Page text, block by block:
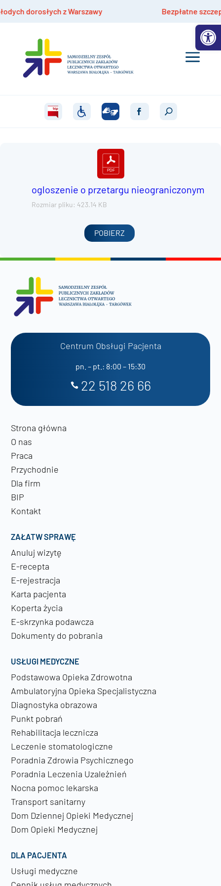
dorosłych z Warszawy Bezpłatne
ogloszenie o przetargu nieograniczonym
Rozmiar pliku: 423.14 KB
POBIERZ
Centrum Obsługi Pacjenta
pn. – pt.: 8:00 – 15:30
22 518 26 66
Strona główna
O nas
Praca
Przychodnie
Dla firm
BIP
Kontakt
ZAŁATW SPRAWĘ
Anuluj wizytę
E-recepta
E-rejestracja
Karta pacjenta
Koperta życia
E-skrzynka podawcza
Dokumenty do pobrania
USŁUGI MEDYCZNE
Podstawowa Opieka Zdrowotna
Ambulatoryjna Opieka Specjalistyczna
Diagnostyka obrazowa
Punkt pobrań
Rehabilitacja lecznicza
Leczenie stomatologiczne
Poradnia Zdrowia Psychicznego
Poradnia Leczenia Uzależnień
Nocna pomoc lekarska
Transport sanitarny
Dom Dziennej Opieki Medycznej
Dom Opieki Medycznej
DLA PACJENTA
Usługi medyczne